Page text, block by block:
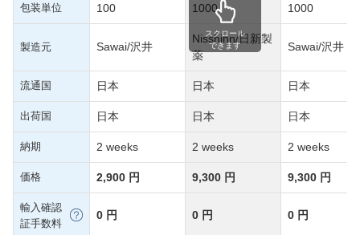
包装単位 100 1000 1000
製造元 Sawai/沢井
Nisshinn/日新製
薬
Sawai/沢井
流通国 日本 日本 日本
出荷国 日本 日本 日本
納期 2 weeks 2 weeks 2 weeks
価格 2,900 円 9,300 円 9,300 円
輸入確認
証手数料
0 円 0 円 0 円
スクロール
できます